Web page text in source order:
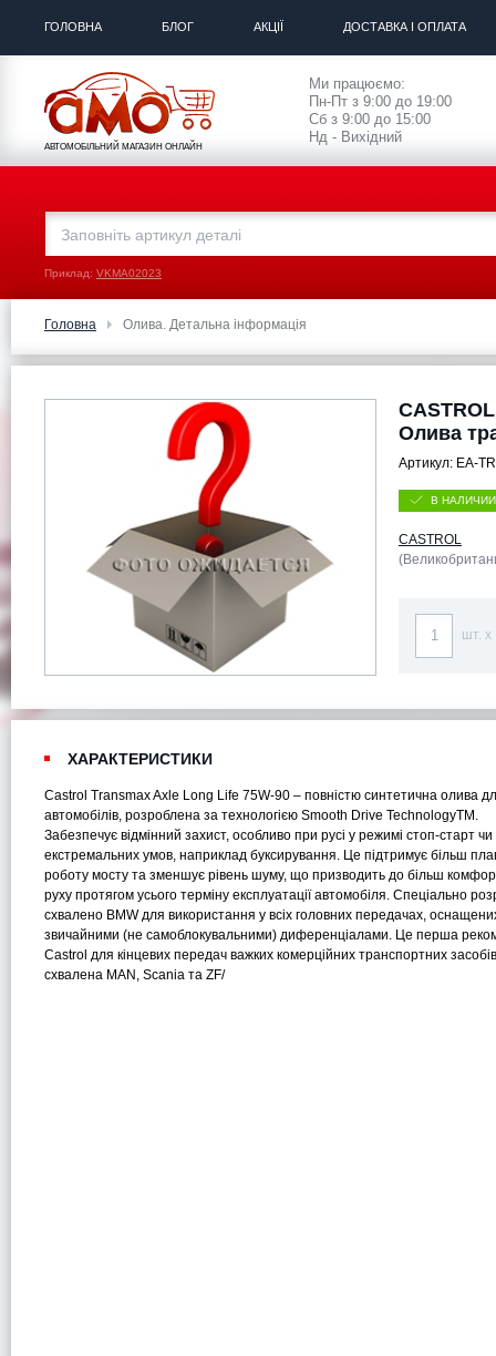
ГОЛОВНА БЛОГ АКЦІЇ ДОСТАВКА І ОПЛАТА
АВТОМОБІЛЬНИЙ МАГАЗИН ОНЛАЙН
Ми працюємо:
Пн-Пт з 9:00 до 19:00
Сб з 9:00 до 15:00
Нд - Вихідний
Приклад: VKMA02023
Головна Олива. Детальна інформація
Олива
Артикул: EA-
В НАЛИЧИИ
CASTROL
шт. x
ХАРАКТЕРИСТИКИ
Castrol Transmax Axle Long Life 75W-90 – повністю синтетична олива
автомобілів, розроблена за технологією Smooth Drive TechnologyTM.
Забезпечує відмінний захист, особливо при русі у режимі стоп-старт чи
екстремальних умов, наприклад буксирування. Це підтримує більш
роботу мосту та зменшує рівень шуму, що призводить до більш
руху протягом усього терміну експлуатації автомобіля. Спеціально
схвалено BMW для використання у всіх головних передачах,
звичайними (не самоблокувальними) диференціалами. Це перша
Castrol для кінцевих передач важких комерційних транспортних
схвалена MAN, Scania та ZF/